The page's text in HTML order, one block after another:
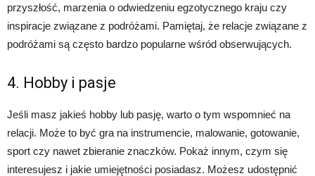
przyszłość, marzenia o odwiedzeniu egzotycznego kraju czy
inspiracje związane z podróżami. Pamiętaj, że relacje związane z
podróżami są często bardzo popularne wśród obserwujących.
4. Hobby i pasje
Jeśli masz jakieś hobby lub pasję, warto o tym wspomnieć na
relacji. Może to być gra na instrumencie, malowanie, gotowanie,
sport czy nawet zbieranie znaczków. Pokaż innym, czym się
interesujesz i jakie umiejętności posiadasz. Możesz udostępnić